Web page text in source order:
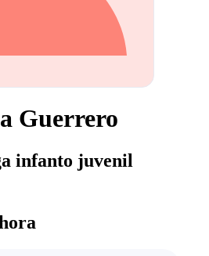
Guerrero
infanto juvenil